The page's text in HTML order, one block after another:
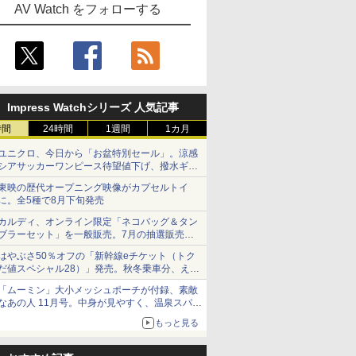
AV Watch をフォローする
Impress Watchシリーズ 人気記事
24時間 1週間 1カ月
ニクロ、今日から「お盆特別セール」。涼感
アサッカーワンピース待望値下げ、撥水ギア
ョーツは1990円に
映の歴代オープニング映像がカプセルトイ
。全5種で8月下旬発売
ルディ、オンライン限定「ネコバッグ＆タン
ラーセット」を一般販売。7月の抽選販売の
選無効分
やぶさ50％オフの「新幹線eチケット（トク
値スペシャル28）」発売。秋冬乗車分、えき
っと限定
ムーミン」大小メッシュポーチが付録、素敵
あの人 11月号。中身が見やすく、温泉スパに
もっと見る